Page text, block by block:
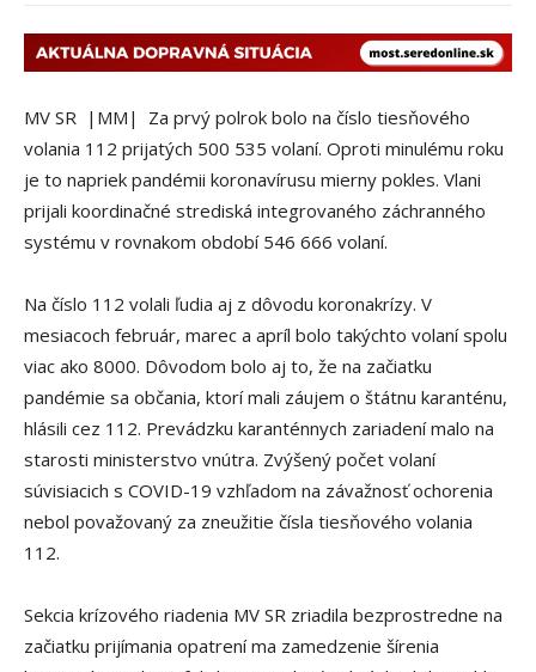
MV SR |MM| Za prvý polrok bolo na číslo tiesňového
volania 112 prijatých 500 535 volaní. Oproti minulému roku
je to napriek pandémii koronavírusu mierny pokles. Vlani
prijali koordinačné strediská integrovaného záchranného
systému v rovnakom období 546 666 volaní.
Na číslo 112 volali ľudia aj z dôvodu koronakrízy. V
mesiacoch február, marec a apríl bolo takýchto volaní spolu
viac ako 8000. Dôvodom bolo aj to, že na začiatku
pandémie sa občania, ktorí mali záujem o štátnu karanténu,
hlásili cez 112. Prevádzku karanténnych zariadení malo na
starosti ministerstvo vnútra. Zvýšený počet volaní
súvisiacich s COVID-19 vzhľadom na závažnosť ochorenia
nebol považovaný za zneužitie čísla tiesňového volania
112.
Sekcia krízového riadenia MV SR zriadila bezprostredne na
začiatku prijímania opatrení ma zamedzenie šírenia